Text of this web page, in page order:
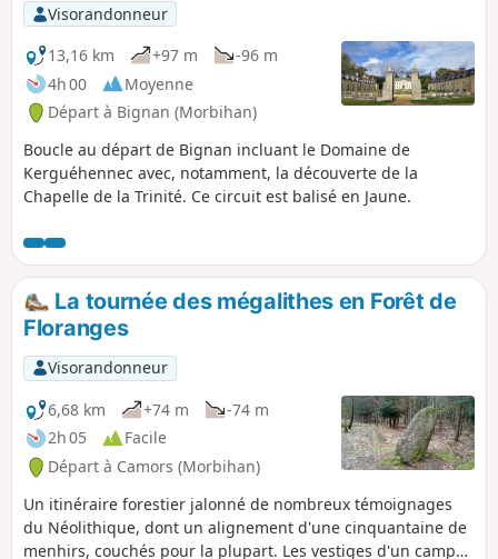
Visorandonneur
13,16 km
+97 m
-96 m
4h 00
Moyenne
Départ à Bignan (Morbihan)
Boucle au départ de Bignan incluant le Domaine de
Kerguéhennec avec, notamment, la découverte de la
Chapelle de la Trinité. Ce circuit est balisé en Jaune.
La tournée des mégalithes en Forêt de
Floranges
Visorandonneur
6,68 km
+74 m
-74 m
2h 05
Facile
Départ à Camors (Morbihan)
Un itinéraire forestier jalonné de nombreux témoignages
du Néolithique, dont un alignement d'une cinquantaine de
menhirs, couchés pour la plupart. Les vestiges d'un camp